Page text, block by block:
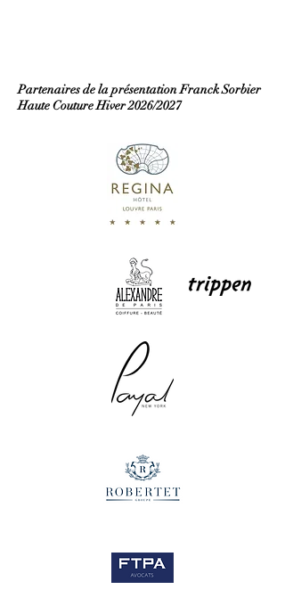
Partenaires de la présentation Franck Sorbier
Haute Couture Hiver 2026/2027